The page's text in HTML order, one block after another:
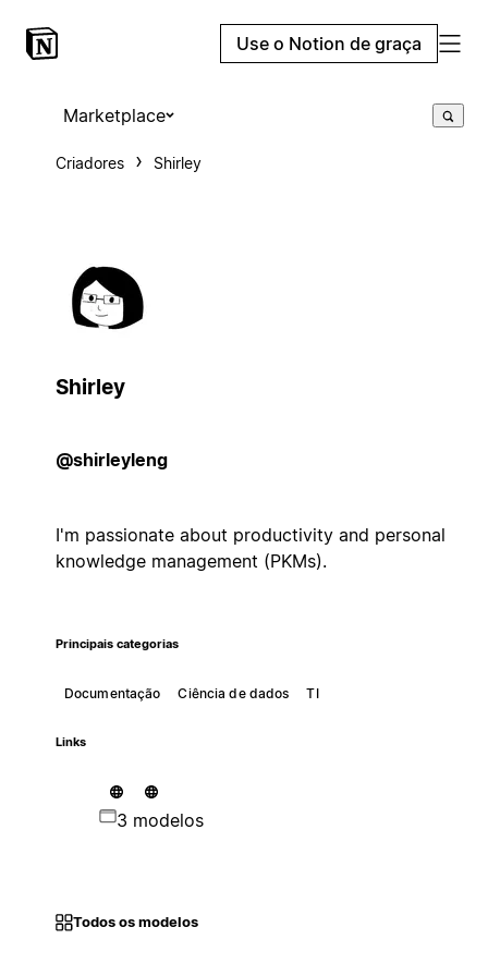
Use o Notion de graça
Marketplace
Criadores Shirley
Shirley
@shirleyleng
I'm passionate about productivity and personal
knowledge management (PKMs).
Principais categorias
Documentação Ciência de dados TI
Links
3 modelos
Todos os modelos